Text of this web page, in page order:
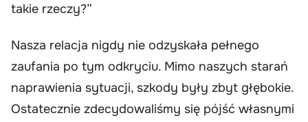
takie rzeczy?”
Nasza relacja nigdy nie odzyskała pełnego
zaufania po tym odkryciu. Mimo naszych starań
naprawienia sytuacji, szkody były zbyt głębokie.
Ostatecznie zdecydowaliśmy się pójść własnymi